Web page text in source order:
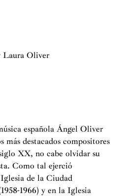
Laura Oliver
española Ángel Oliver
más destacados compositores
XX, no cabe olvidar su
Como tal ejerció
de la Ciudad
1966) y en la Iglesia